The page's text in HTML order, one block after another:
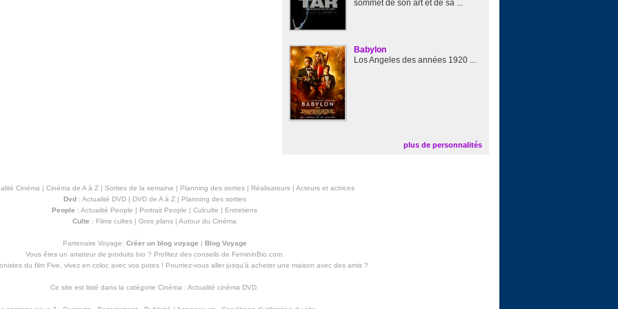
sommet de son art et de sa ...
Babylon
Los Angeles des années 1920 ...
plus de personnalités
Cinéma | Cinéma de A à Z| Sorties de la semaine | Planning des sorties| Réalisateurs| Acteurs et actrices
Dvd: Actualité DVD| DVD de A à Z| Planning des sorties
People : Actualité People | Portrait People | Culculte | Entretiens
Culte : Films cultes | Gros plans | Autour du Cinéma
Partenaire Voyage: Créer un blog voyage | Blog Voyage
Vous êtes un amateur de produits bio ? Profitez des conseils de FemininBio.com.
du film Five, vivez en coloc avec vos potes ! Pourriez-vous aller jusqu'à acheter une maison avec des amis?
Ce site est listé dans la catégorie Cinéma : Actualité cinéma DVD